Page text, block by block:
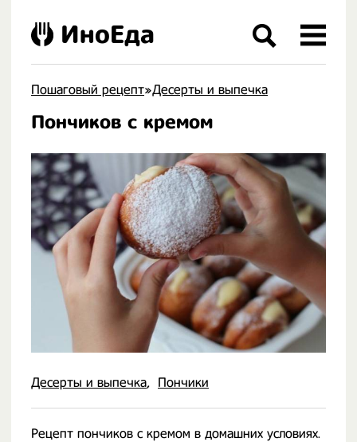
Пошаговый рецепт»Десерты и выпечка
Пончиков с кремом
Десерты и выпечка Пончики
Рецепт пончиков с кремом в домашних условиях.
ИноЕда